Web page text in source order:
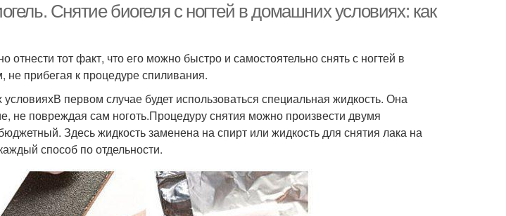
Снятие биогеля с ногтей в домашних условиях: как
отнести тот факт, что его можно быстро и самостоятельно снять с ногтей в
прибегая к процедуре спиливания.
первом случае будет использоваться специальная жидкость. Она
не повреждая сам ноготь.Процедуру снятия можно произвести двумя
Здесь жидкость заменена на спирт или жидкость для снятия лака на
способ по отдельности.